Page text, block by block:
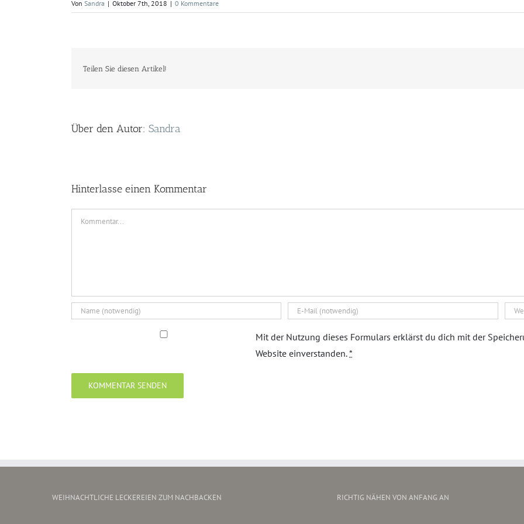
Von Sandra | Oktober 7th, 2018 | 0 Kommentare
Teilen Sie diesen Artikel!
Über den Autor: Sandra
Hinterlasse einen Kommentar
Kommentar
Mit der Nutzung dieses Formulars erklärst du dich mit der
Website einverstanden.*
WEIHNACHTLICHE LECKEREIEN ZUM NACHBACKEN RICHTIG NÄHEN VON ANFANG AN